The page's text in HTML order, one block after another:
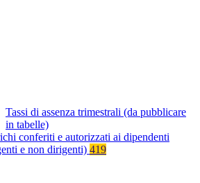
Tassi di assenza trimestrali (da pubblicare
in tabelle)
conferiti e autorizzati ai dipendenti
e non dirigenti) 419